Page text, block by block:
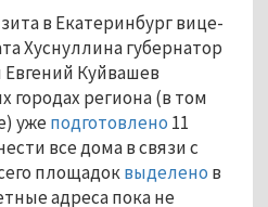
в Екатеринбург вице-
Хуснуллина губернатор
Куйвашев
городах региона (в том
уже подготовлено 11
все дома в связи с
площадоквыделено в
адреса пока не